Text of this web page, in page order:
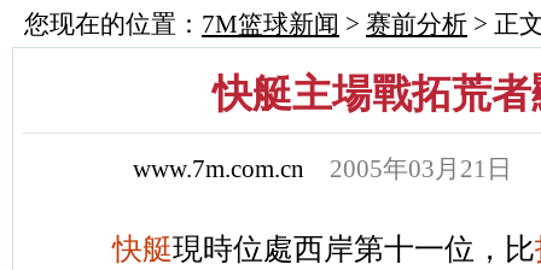
您现在的位置： 7M篮球新闻 > 赛前分析 > 正
快艇主場戰拓荒
www.7m.com.cn 2005年03月21
快艇現時位處西岸第十一位，比